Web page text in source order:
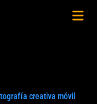
creativa móvil